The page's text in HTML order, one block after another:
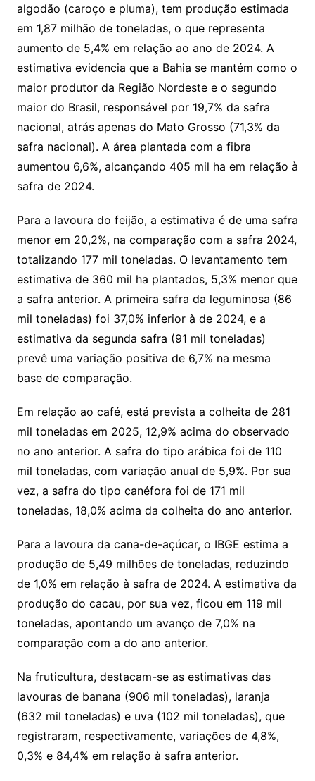
algodão (caroço e pluma), tem produção estimada
em 1,87 milhão de toneladas, o que representa
aumento de 5,4% em relação ao ano de 2024. A
estimativa evidencia que a Bahia se mantém como o
maior produtor da Região Nordeste e o segundo
maior do Brasil, responsável por 19,7% da safra
nacional, atrás apenas do Mato Grosso (71,3% da
safra nacional). A área plantada com a fibra
aumentou 6,6%, alcançando 405 mil ha em relação à
safra de 2024.
Para a lavoura do feijão, a estimativa é de uma safra
menor em 20,2%, na comparação com a safra 2024,
totalizando 177 mil toneladas. O levantamento tem
estimativa de 360 mil ha plantados, 5,3% menor que
a safra anterior. A primeira safra da leguminosa (86
mil toneladas) foi 37,0% inferior à de 2024, e a
estimativa da segunda safra (91 mil toneladas)
prevê uma variação positiva de 6,7% na mesma
base de comparação.
Em relação ao café, está prevista a colheita de 281
mil toneladas em 2025, 12,9% acima do observado
no ano anterior. A safra do tipo arábica foi de 110
mil toneladas, com variação anual de 5,9%. Por sua
vez, a safra do tipo canéfora foi de 171 mil
toneladas, 18,0% acima da colheita do ano anterior.
Para a lavoura da cana-de-açúcar, o IBGE estima a
produção de 5,49 milhões de toneladas, reduzindo
de 1,0% em relação à safra de 2024. A estimativa da
produção do cacau, por sua vez, ficou em 119 mil
toneladas, apontando um avanço de 7,0% na
comparação com a do ano anterior.
Na fruticultura, destacam-se as estimativas das
lavouras de banana (906 mil toneladas), laranja
(632 mil toneladas) e uva (102 mil toneladas), que
registraram, respectivamente, variações de 4,8%,
0,3% e 84,4% em relação à safra anterior.